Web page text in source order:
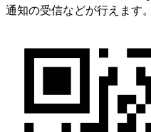
通知の受信などが行えます。